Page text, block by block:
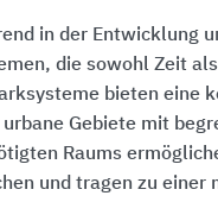
in der Entwicklung
die sowohl Zeit
bieten eine
Gebiete mit
Raums
und tragen zu einer